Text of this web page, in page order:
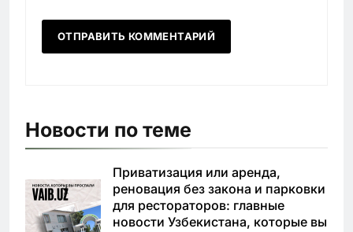
Новости по теме
Приватизация или аренда,
реновация без закона и парковки
для рестораторов: главные
новости Узбекистана, которые вы